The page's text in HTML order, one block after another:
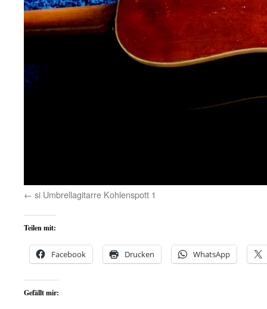
si Umbrellagitarre Kohlenspott 1
Teilen mit:
Facebook Drucken WhatsApp
Gefällt mir: